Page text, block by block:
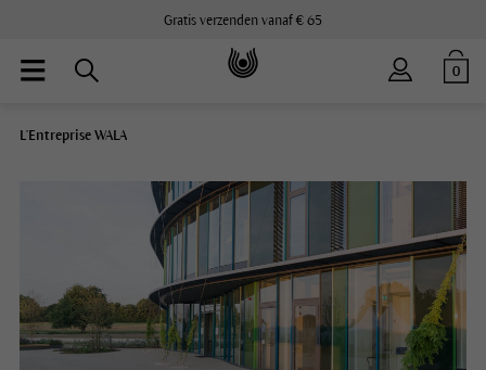
Gratis verzenden vanaf € 65
0
L'Entreprise WALA